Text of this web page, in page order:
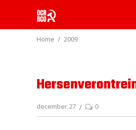
Home 2009
december 27 0